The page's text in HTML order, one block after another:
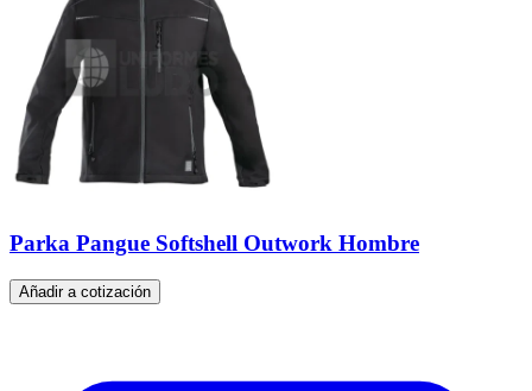
Parka Pangue Softshell Outwork Hombre
Añadir a cotización